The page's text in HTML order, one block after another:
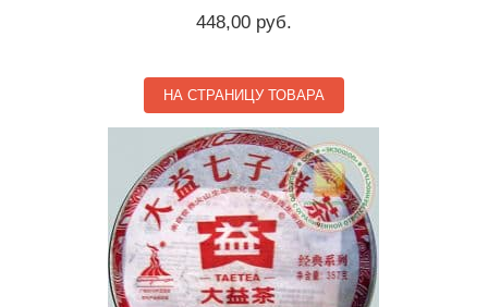
448,00 руб.
НА СТРАНИЦУ ТОВАРА